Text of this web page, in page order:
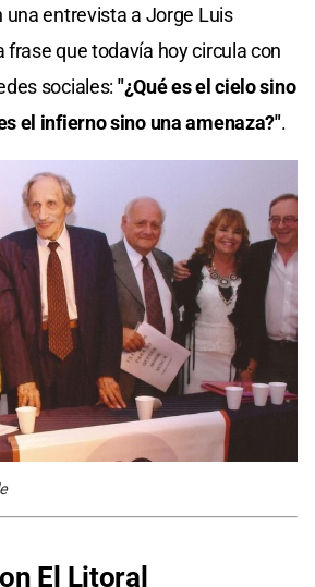
una entrevista a Jorge Luis
frase que todavía hoy circula con
sociales: "¿Qué es el cielo sino
el infierno sino una amenaza?".
El Litoral